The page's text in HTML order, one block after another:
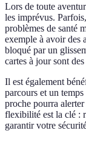
Lors de toute
les imprévus.
problèmes de santé
exemple à avoir des
bloqué par un
cartes à jour sont
Il est également
parcours et un
proche pourra
flexibilité est la clé :
garantir votre